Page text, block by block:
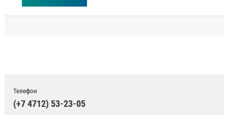
Телефон
(+7 4712) 53-23-05